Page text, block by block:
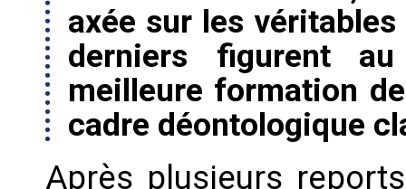
axée sur les
derniers figurent
meilleure formation
cadre déontologique
Après plusieurs